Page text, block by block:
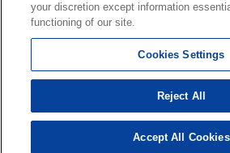
カーナビ地図更新サービス
MapFan スマートメンバーズ
KENWOOD MapFan Club
© GeoTechnologies,
your discretion except information
functioning of our site.
Cookies Settings
Reject All
Accept All Cookies